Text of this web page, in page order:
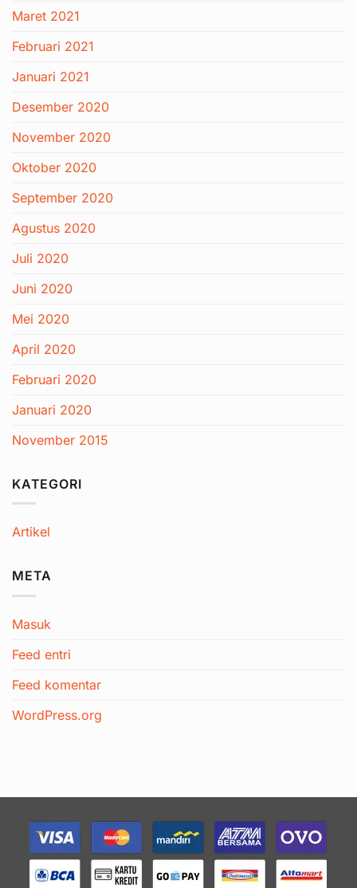
Maret 2021
Februari 2021
Januari 2021
Desember 2020
November 2020
Oktober 2020
September 2020
Agustus 2020
Juli 2020
Juni 2020
Mei 2020
April 2020
Februari 2020
Januari 2020
November 2015
KATEGORI
Artikel
META
Masuk
Feed entri
Feed komentar
WordPress.org